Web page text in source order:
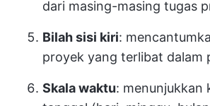
dari masing-masing tugas
Bilah sisi kiri:
proyek yang terlibat dalam
Skala waktu: menunjukkan